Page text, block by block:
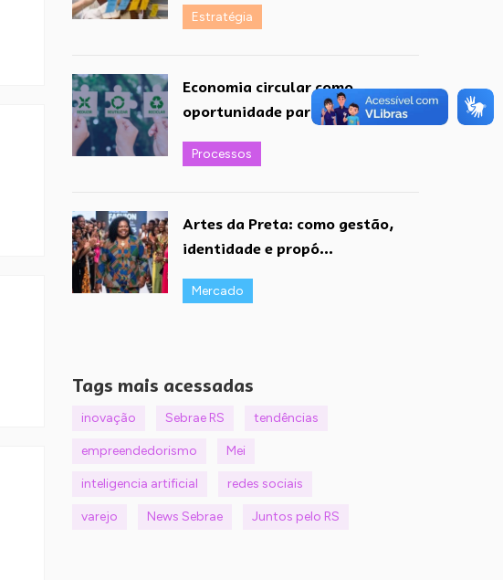
Estratégia
Economia circular como
oportunidade para pequen...
Processos
Artes da Preta: como gestão,
identidade e propó...
Mercado
Tags mais acessadas
inovação Sebrae RS tendências
empreendedorismo Mei
inteligencia artificial redes sociais
varejo News Sebrae Juntos pelo RS